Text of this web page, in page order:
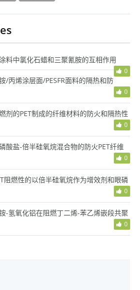
料中氯化石蜡和三聚氰胺的互相作用
0
/丙烯涂层面/PESFR面料的隔热和防
0
剂的PET制成的纤维材料的防火和隔热性
0
酸盐-倍半硅氧烷混合物的防火PET纤维
0
阻燃性的以倍半硅氧烷作为增效剂和眼磷
0
-氢氧化铝在阻燃丁二烯-苯乙烯嵌段共聚
0